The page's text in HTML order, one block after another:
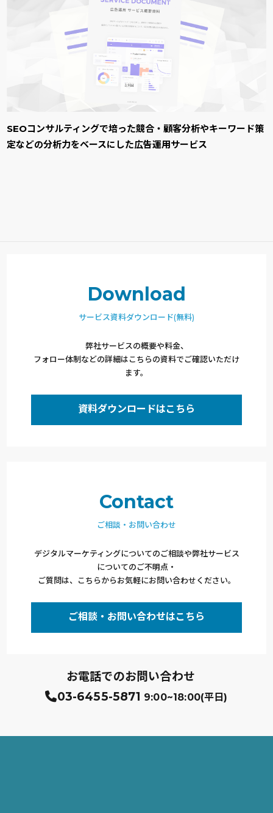
SEOコンサルティングで培った競合・顧客分析やキーワード策
定などの分析力をベースにした広告運用サービス
Download
サービス資料ダウンロード(無料)
弊社サービスの概要や料金、
フォロー体制などの詳細はこちらの資料でご確認いただけ
ます。
資料ダウンロードはこちら
Contact
ご相談・お問い合わせ
デジタルマーケティングについてのご相談や弊社サービス
についてのご不明点・
ご質問は、こちらからお気軽にお問い合わせください。
ご相談・お問い合わせはこちら
お電話でのお問い合わせ
03-6455-5871 9:00~18:00(平日)